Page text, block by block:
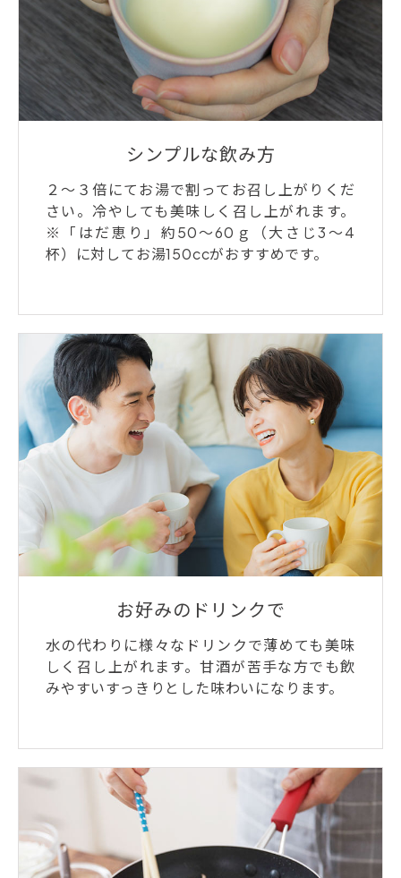
シンプルな飲み方
２～３倍にてお湯で割ってお召し上がりくだ
さい。冷やしても美味しく召し上がれます。
※「はだ恵り」約50～60ｇ（大さじ3～4
杯）に対してお湯150ccがおすすめです。
お好みのドリンクで
水の代わりに様々なドリンクで薄めても美味
しく召し上がれます。甘酒が苦手な方でも飲
みやすいすっきりとした味わいになります。